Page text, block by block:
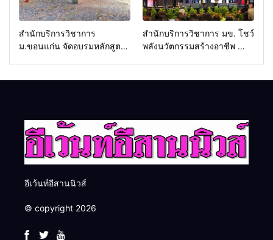
สำนักบริการวิชาการ
ม.ขอนแก่น จัดอบรมหลักสูตร
สำนักบริการวิชาการ มข. โชว์
พลังนวัตกรรมสร้างอาชีพ นำ
อีเว้นท์อีสานนิวส์
© copyright 2026